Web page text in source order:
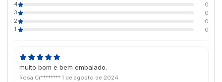
4
0
3
0
2
0
1
0
muito bom e bem embalado.
Rosa Cr******** 1 de agosto de 2024